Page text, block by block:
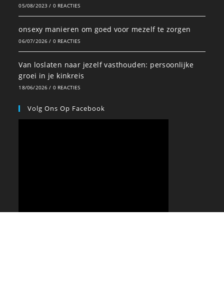
05/08/2023 / 0 REACTIES
onsexy manieren om goed voor mezelf te zorgen
06/07/2026 / 0 REACTIES
Van loslaten naar jezelf vasthouden: persoonlijke
groei in je kinkreis
18/06/2026 / 0 REACTIES
Volg Ons Op Facebook